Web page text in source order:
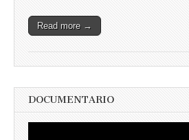
Read more →
DOCUMENTARIO